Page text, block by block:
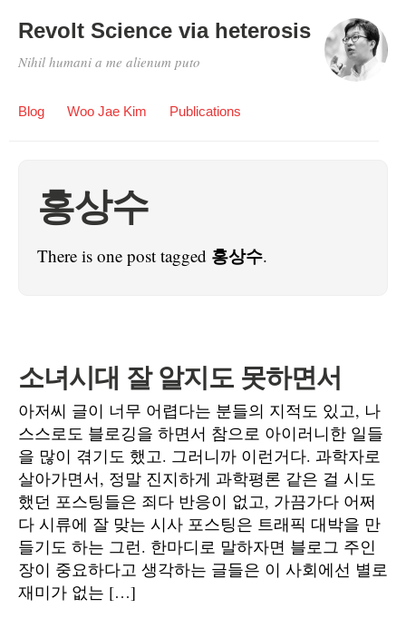
Revolt Science via heterosis
Nihil humani a me alienum puto
Blog Woo Jae Kim Publications
홍상수
There is one post tagged 홍상수.
소녀시대 잘 알지도 못하면서
아저씨 글이 너무 어렵다는 분들의 지적도 있고, 나
스스로도 블로깅을 하면서 참으로 아이러니한 일들
을 많이 겪기도 했고. 그러니까 이런거다. 과학자로
살아가면서, 정말 진지하게 과학평론 같은 걸 시도
했던 포스팅들은 죄다 반응이 없고, 가끔가다 어쩌
다 시류에 잘 맞는 시사 포스팅은 트래픽 대박을 만
들기도 하는 그런. 한마디로 말하자면 블로그 주인
장이 중요하다고 생각하는 글들은 이 사회에선 별로
재미가 없는 […]